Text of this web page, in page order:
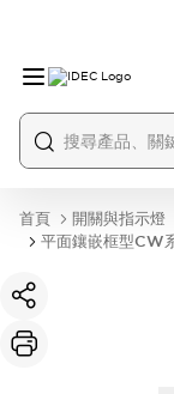
首頁 開關與指示燈
平面鑲嵌框型CW